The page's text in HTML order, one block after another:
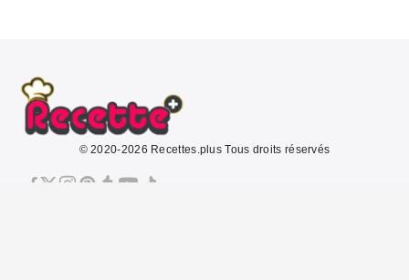
© 2020-2026 Recettes.plus Tous droits réservés